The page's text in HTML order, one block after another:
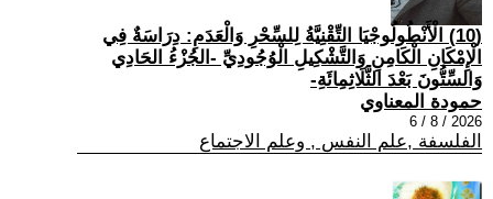
(10) الْأَنْطُولُوجْيَا التِّقْنِيَّةُ لِلسِّحْرِ وَالْعَدَمِ: دِرَاسَةٌ فِي
الْإِمْكَانِ الْكَامِنِ وَالتَّشْكِيلِ الْوُجُودِيِّ -الجُزْءُ الحَادِي
وَالسِّتُّونَ بَعْدَ الثَّلَاثِمِائَةِ-
حمودة المعناوي
2026 / 8 / 6
الفلسفة ,علم النفس , وعلم الاجتماع